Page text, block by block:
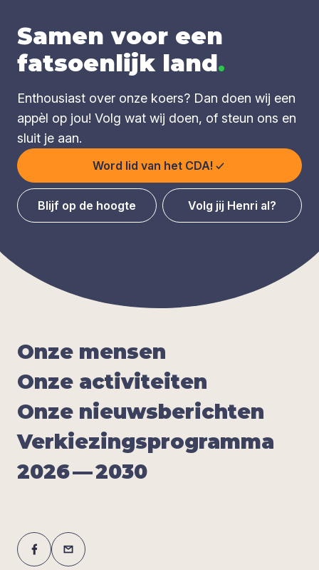
Samen voor een
fatsoenlijk land.
Enthousiast over onze koers? Dan doen wij een
appèl op jou! Volg wat wij doen, of steun ons en
sluit je aan.
Word lid van het CDA!
Blijf op de hoogte Volg jij Henri al?
Onze men­sen
Onze acti­vi­tei­ten
Onze nieuws­be­rich­ten
Ver­kie­zings­pro­gram­ma
2026—2030